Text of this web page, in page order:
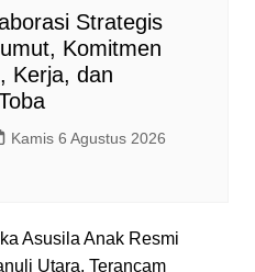
Strategis
Komitmen
Kerja, dan
Kamis 6 Agustus 2026